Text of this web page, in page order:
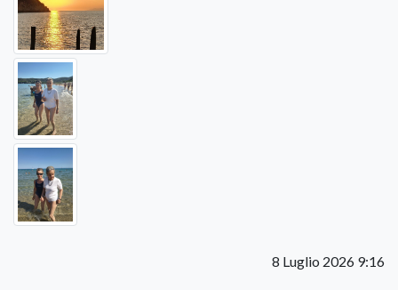
8 Luglio 2026 9:16